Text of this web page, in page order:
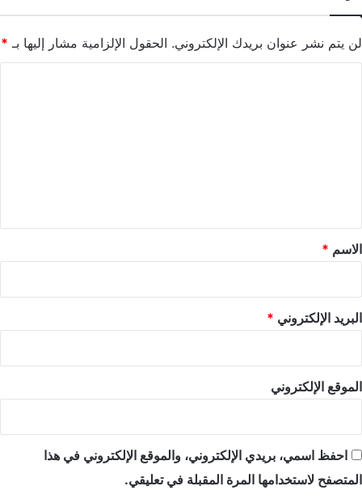
لن يتم نشر عنوان بريدك الإلكتروني. الحقول الإلزامية مشار إليها بـ *
*
الاسم *
البريد الإلكتروني *
الموقع الإلكتروني
احفظ اسمي، بريدي الإلكتروني، والموقع الإلكتروني في هذا
المتصفح لاستخدامها المرة المقبلة في تعليقي.